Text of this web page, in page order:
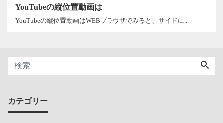
YouTubeの縦位置動画は
YouTubeの縦位置動画はWEBブラウザでみると、サイドに...
カテゴリー